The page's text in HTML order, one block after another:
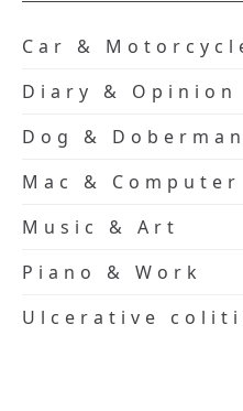
Car &
Diary & Opinion
Dog & Doberman
Mac & Computer
Music & Art
Piano & Work
Ulcerative